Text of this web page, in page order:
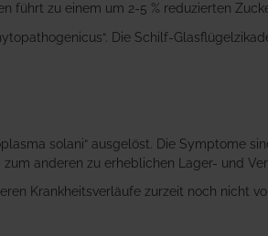
führt zu einem um 2-5 % reduzierten
Die Schilf-
solani“ ausgelöst. Die Symptome
anderen zu erheblichen Lager- und
Krankheitsverläufe zurzeit noch nicht